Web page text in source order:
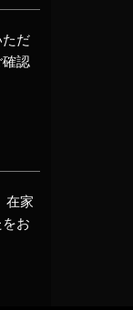
だ
確認
在家
お